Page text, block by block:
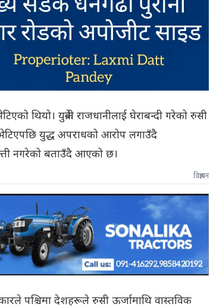
थियो। युक्रेनी राजधानीलाई घेराबन्दी गरेको रुसी
युद्ध अपराधको आरोप लगाउँदै
नगरेको बताउँदै आएको छ।
विज्ञापन
पश्चिमा देशहरूले रुसी ऊर्जामाथि वास्तविक